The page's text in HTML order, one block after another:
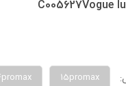
15promax